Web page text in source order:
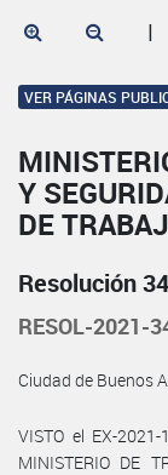
|
VER PÁGINAS
Y
DE
Resolución
RESOL-2021-
Ciudad de Buenos
VISTO el EX-
MINISTERIO DE